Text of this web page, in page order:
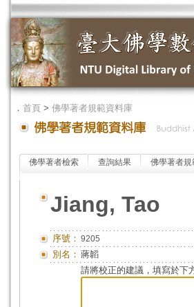
． 首頁 > 佛學著者規範資料庫
佛學著者檢索 查詢結果 佛學著者規
Jiang, Tao
序號： 9205
別名： 蔣韜
請將校正的建議，填寫於下